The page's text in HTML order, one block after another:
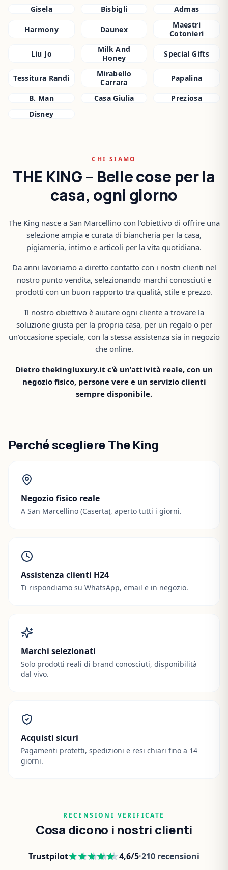
Gisela Bisbigli Admas
Harmony Daunex
Maestri
Cotonieri
Liu Jo
Milk And
Honey
Special Gifts
Tessitura Randi
Mirabello
Carrara
Papalina
B. Man Casa Giulia
Preziosa
Disney
CHI SIAMO
THE KING – Belle cose per la
casa, ogni giorno
The King nasce a San Marcellino con l'obiettivo di offrire una
selezione ampia e curata di biancheria per la casa,
pigiameria, intimo e articoli per la vita quotidiana.
Da anni lavoriamo a diretto contatto con i nostri clienti nel
nostro punto vendita, selezionando marchi conosciuti e
prodotti con un buon rapporto tra qualità, stile e prezzo.
Il nostro obiettivo è aiutare ogni cliente a trovare la
soluzione giusta per la propria casa, per un regalo o per
un'occasione speciale, con la stessa assistenza sia in negozio
che online.
Dietro thekingluxury.it c'è un'attività reale, con un
negozio fisico, persone vere e un servizio clienti
sempre disponibile.
Perché scegliere The King
Negozio fisico reale
A San Marcellino (Caserta), aperto tutti i giorni.
Assistenza clienti H24
Ti rispondiamo su WhatsApp, email e in negozio.
Marchi selezionati
Solo prodotti reali di brand conosciuti, disponibilità
dal vivo.
Acquisti sicuri
Pagamenti protetti, spedizioni e resi chiari fino a 14
giorni.
RECENSIONI VERIFICATE
Cosa dicono i nostri clienti
Trustpilot 4,6/5·210 recensioni